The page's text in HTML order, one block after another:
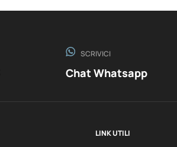
SCRIVICI
Chat Whatsapp
LINK UTILI